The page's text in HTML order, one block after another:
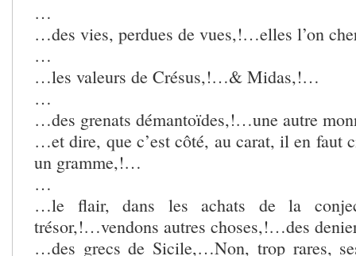
…
…des vies, perdues de vues,!…elles l’on
…
…les valeurs de Crésus,!…& Midas,!…
…
…des grenats démantoïdes,!…une autre
…et dire, que c’est côté, au carat, il en faut
un gramme,!…
…
…le flair, dans les achats de la
trésor,!…vendons autres choses,!…des
…des grecs de Sicile,…Non, trop rares,